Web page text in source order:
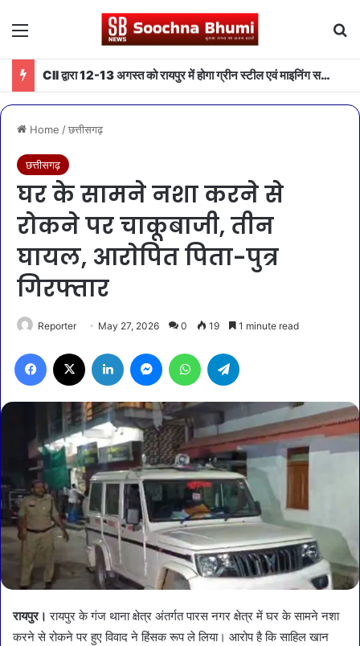
Menu
CII द्वारा 12-13 अगस्त को रायपुर में होगा ग्रीन स्टील एवं माइनिंग समिट 2026 का आयोजन
Home /छत्तीसगढ़
छत्तीसगढ़
घर के सामने नशा करने से
रोकने पर चाकूबाजी, तीन
घायल, आराेपित पिता-पुत्र
गिरफ्तार
Reporter May 27, 2026 0 19 1 minute read
Facebook LinkedIn MessengerWhatsApp
रायपुर।रायपुर के गंज थाना क्षेत्र अंतर्गत पारस नगर क्षेत्र में घर के सामने नशा
करने से रोकने पर हुए विवाद ने हिंसक रूप ले लिया। आरोप है कि साहिल खान